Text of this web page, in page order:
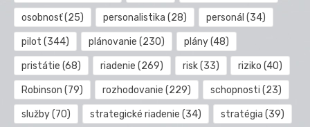
osobnosť(25) personalistika (28) personál (34)
pilot (344) plánovanie (230) plány(48)
pristátie (68) riadenie (269) risk(33) riziko (40)
Robinson (79) rozhodovanie (229) schopnosti (23)
služby(70) strategické riadenie (34) stratégia (39)